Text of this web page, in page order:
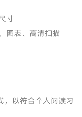
寸
图表、高清扫描
，以符合个人阅读习